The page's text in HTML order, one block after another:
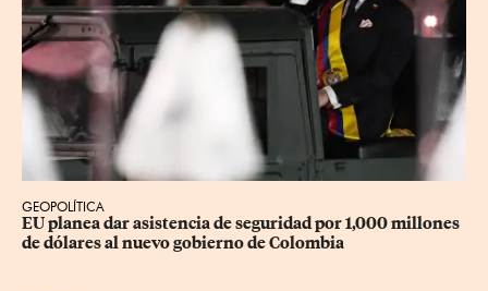
GEOPOLÍTICA
EU planea dar asistencia de seguridad por 1,000 millones
de dólares al nuevo gobierno de Colombia